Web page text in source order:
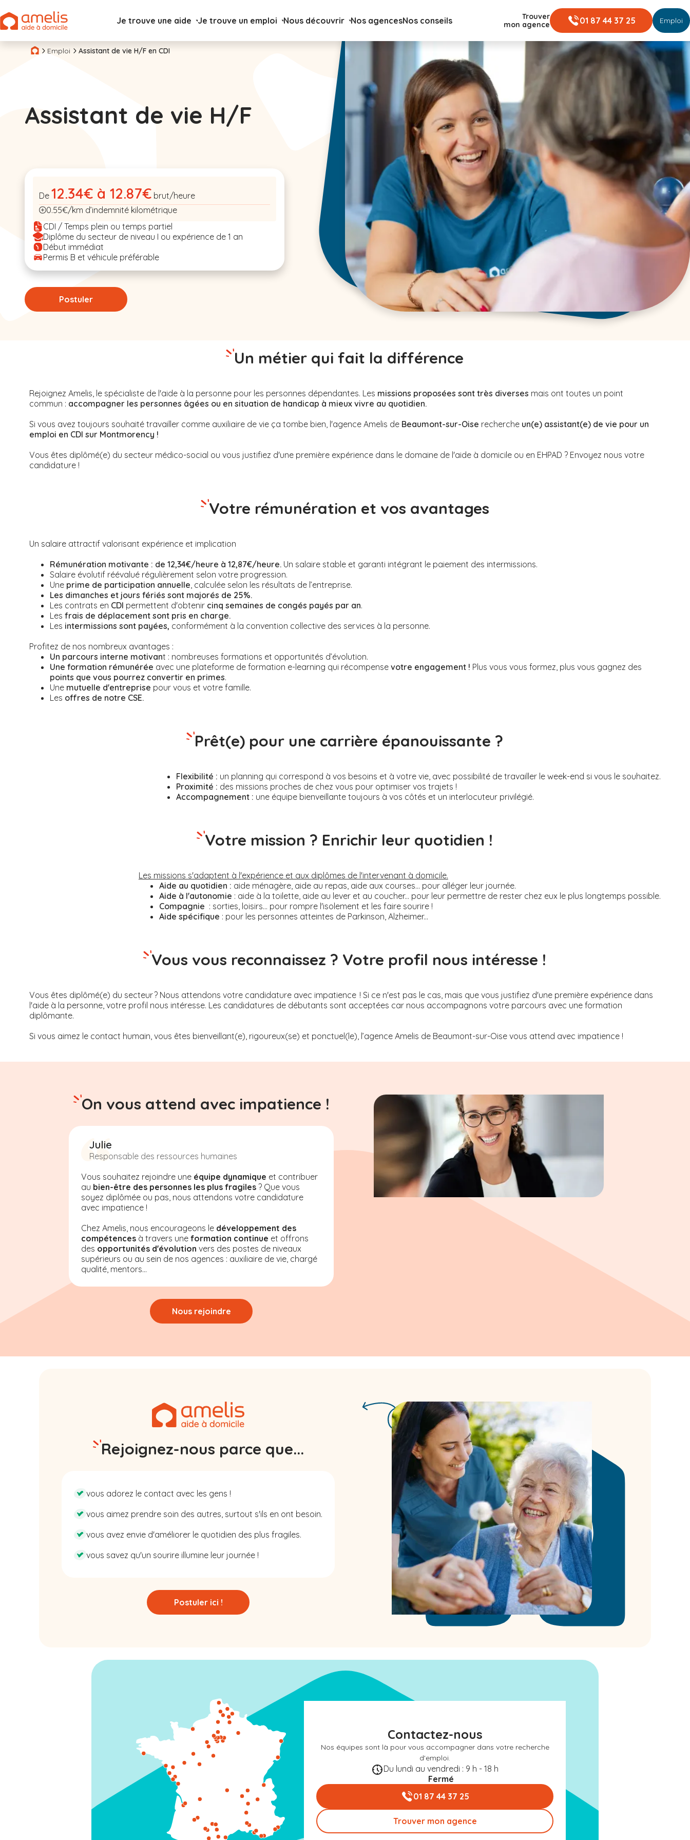
Je trouve une aide Je trouve un emploi Nous découvrir Nos agencesNos conseils
Trouver
mon agence
01 87 44 37 25 Emploi
Emploi Assistant de vie H/F en CDI
Assistant de vie H/F
De 12.34€ à 12.87€ brut/heure
0.55€/km d’indemnité kilométrique
CDI / Temps plein ou temps partiel
Diplôme du secteur de niveau I ou expérience de 1 an
Début immédiat
Permis B et véhicule préférable
Postuler
Un métier qui fait la différence
Rejoignez Amelis, le spécialiste de l'aide à la personne pour les personnes dépendantes. Les missions proposées sont très diverses mais ont toutes un point
commun : accompagner les personnes âgées ou en situation de handicap à mieux vivre au quotidien.
Si vous avez toujours souhaité travailler comme auxiliaire de vie ça tombe bien, l'agence Amelis de Beaumont-sur-Oise recherche un(e) assistant(e) de vie pour un
emploi en CDI sur Montmorency !
Vous êtes diplômé(e) du secteur médico-social ou vous justifiez d'une première expérience dans le domaine de l'aide à domicile ou en EHPAD ? Envoyez nous votre
candidature !
Votre rémunération et vos avantages
Un salaire attractif valorisant expérience et implication
Rémunération motivante : de 12,34€/heure à 12,87€/heure. Un salaire stable et garanti intégrant le paiement des intermissions.
Salaire évolutif réévalué régulièrement selon votre progression.
Une prime de participation annuelle, calculée selon les résultats de l’entreprise.
Les dimanches et jours fériés sont majorés de 25%.
Les contrats en CDI permettent d'obtenir cinq semaines de congés payés par an.
Les frais de déplacement sont pris en charge.
Les intermissions sont payées, conformément à la convention collective des services à la personne.
Profitez de nos nombreux avantages :
Un parcours interne motivant : nombreuses formations et opportunités d’évolution.
Une formation rémunérée avec une plateforme de formation e-learning qui récompense votre engagement ! Plus vous vous formez, plus vous gagnez des
points que vous pourrez convertir en primes.
Une mutuelle d'entreprise pour vous et votre famille.
Les offres de notre CSE.
Prêt(e) pour une carrière épanouissante ?
Flexibilité : un planning qui correspond à vos besoins et à votre vie, avec possibilité de travailler le week-end si vous le souhaitez.
Proximité : des missions proches de chez vous pour optimiser vos trajets !
Accompagnement : une équipe bienveillante toujours à vos côtés et un interlocuteur privilégié.
Votre mission ? Enrichir leur quotidien !
Les missions s'adaptent à l'expérience et aux diplômes de l'intervenant à domicile.
Aide au quotidien : aide ménagère, aide au repas, aide aux courses... pour alléger leur journée.
Aide à l'autonomie : aide à la toilette, aide au lever et au coucher... pour leur permettre de rester chez eux le plus longtemps possible.
Compagnie : sorties, loisirs... pour rompre l'isolement et les faire sourire !
Aide spécifique : pour les personnes atteintes de Parkinson, Alzheimer...
Vous vous reconnaissez ? Votre profil nous intéresse !
Vous êtes diplômé(e) du secteur ? Nous attendons votre candidature avec impatience ! Si ce n'est pas le cas, mais que vous justifiez d'une première expérience dans
l'aide à la personne, votre profil nous intéresse. Les candidatures de débutants sont acceptées car nous accompagnons votre parcours avec une formation
diplômante.
Si vous aimez le contact humain, vous êtes bienveillant(e), rigoureux(se) et ponctuel(le), l’agence Amelis de Beaumont-sur-Oise vous attend avec impatience !
On vous attend avec impatience !
Julie
Responsable des ressources humaines
Vous souhaitez rejoindre une équipe dynamique et contribuer
au bien-être des personnes les plus fragiles ? Que vous
soyez diplômée ou pas, nous attendons votre candidature
avec impatience !
Chez Amelis, nous encourageons le développement des
compétences à travers une formation continue et offrons
des opportunités d'évolution vers des postes de niveaux
supérieurs ou au sein de nos agences : auxiliaire de vie, chargé
qualité, mentors...
Nous rejoindre
Rejoignez-nous parce que...
vous adorez le contact avec les gens !
vous aimez prendre soin des autres, surtout s'ils en ont besoin.
vous avez envie d'améliorer le quotidien des plus fragiles.
vous savez qu'un sourire illumine leur journée !
Postuler ici !
Contactez-nous
Nos équipes sont là pour vous accompagner dans votre recherche
d'emploi.
Du lundi au vendredi : 9 h - 18 h
Fermé
01 87 44 37 25
Trouver mon agence